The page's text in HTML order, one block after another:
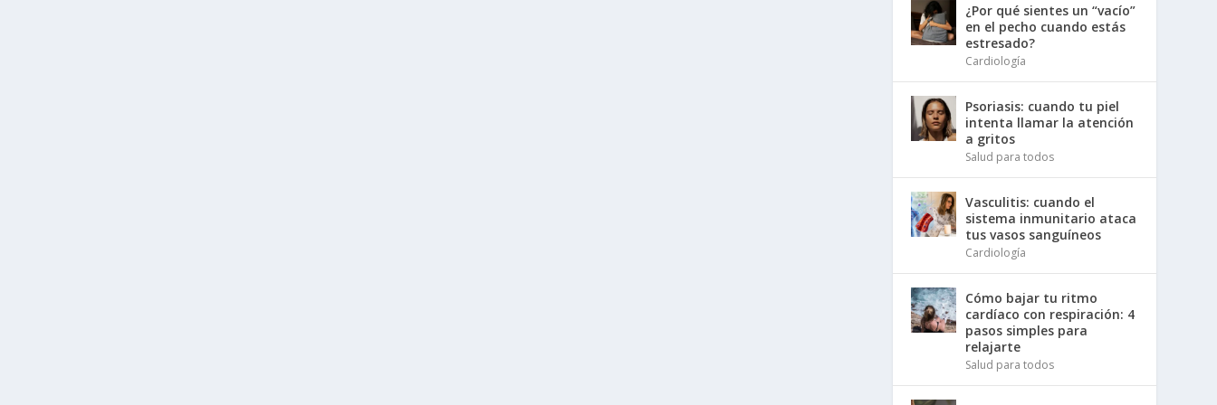
¿Por qué sientes un “vacío”
en el pecho cuando estás
estresado?
Cardiología
Psoriasis: cuando tu piel
intenta llamar la atención
a gritos
Salud para todos
Vasculitis: cuando el
sistema inmunitario ataca
tus vasos sanguíneos
Cardiología
Cómo bajar tu ritmo
cardíaco con respiración: 4
pasos simples para
relajarte
Salud para todos